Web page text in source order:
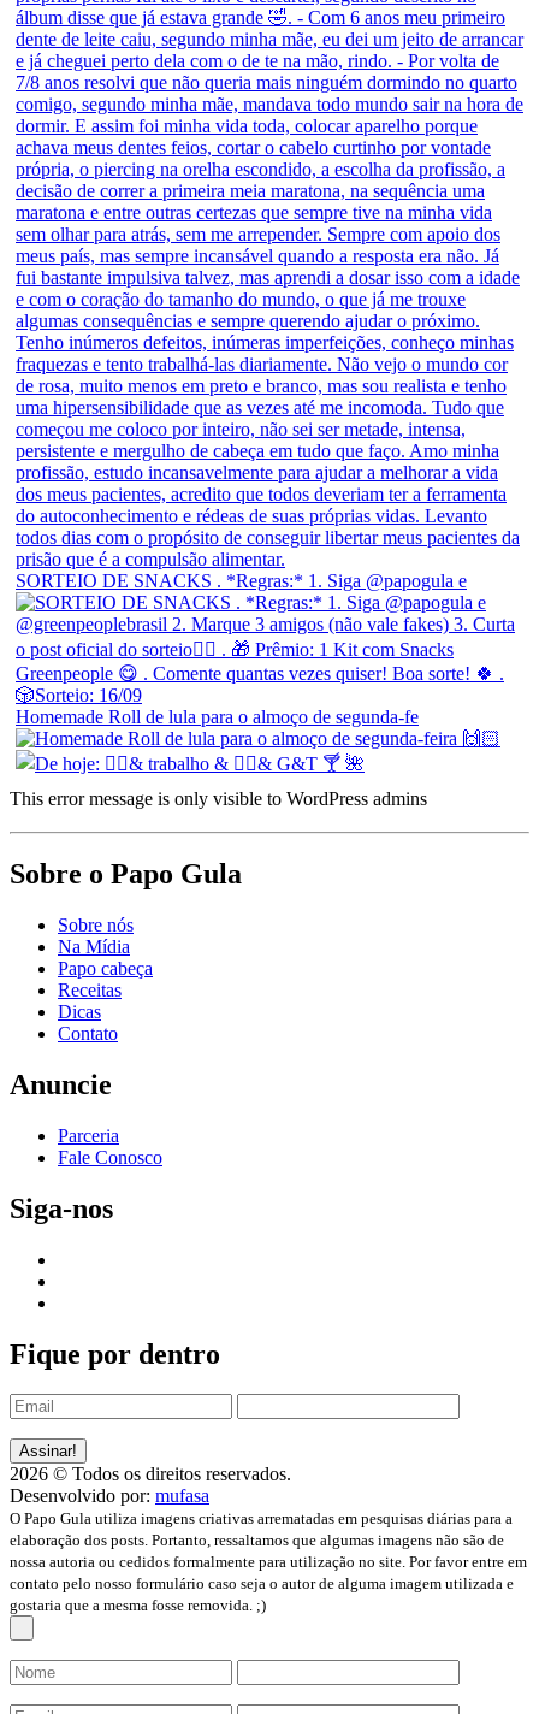
SORTEIO DE SNACKS . *Regras:* 1. Siga @papogula e
Homemade Roll de lula para o almoço de segunda-fe
This error message is only visible to WordPress admins
Sobre o Papo Gula
Sobre nós
Na Mídia
Papo cabeça
Receitas
Dicas
Contato
Anuncie
Parceria
Fale Conosco
Siga-nos
Fique por dentro
2026 © Todos os direitos reservados.
Desenvolvido por: mufasa
O Papo Gula utiliza imagens criativas arrematadas em pesquisas diárias para a
elaboração dos posts. Portanto, ressaltamos que algumas imagens não são de
nossa autoria ou cedidos formalmente para utilização no site. Por favor entre em
contato pelo nosso formulário caso seja o autor de alguma imagem utilizada e
gostaria que a mesma fosse removida. ;)